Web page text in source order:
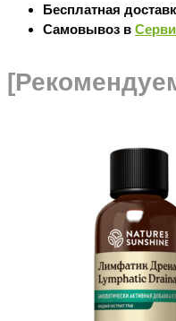
Бесплатная
Самовывоз в